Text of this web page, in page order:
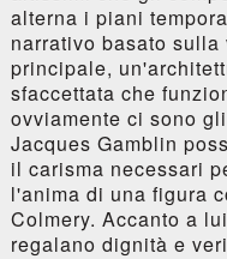
alterna i piani
narrativo basato
principale,
sfaccettata che
ovviamente ci sono
Jacques Gamblin
il carisma necessari
l'anima di una figura
Colmery. Accanto a
regalano dignità e